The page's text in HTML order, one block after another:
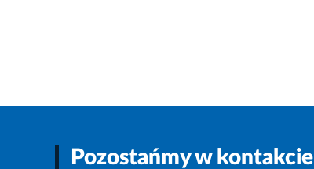
Pozostańmy w kontakcie